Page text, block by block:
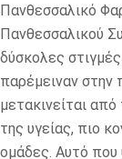
Πανθεσσαλικό
Πανθεσσαλικού
δύσκολες
παρέμειναν στην
μετακινείται
της υγείας, πιο
ομάδες. Αυτό που